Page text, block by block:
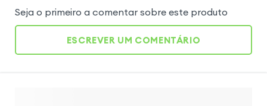
Seja o primeiro a comentar sobre este produto
ESCREVER UM COMENTÁRIO